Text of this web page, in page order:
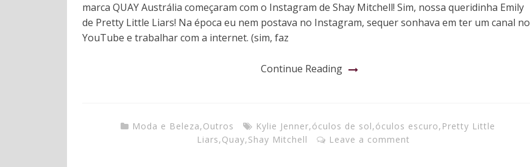
marca QUAY Austrália começaram com o Instagram de Shay Mitchell! Sim, nossa queridinha Emily
de Pretty Little Liars! Na época eu nem postava no Instagram, sequer sonhava em ter um canal no
YouTube e trabalhar com a internet. (sim, faz
Continue Reading
Moda e Beleza,Outros Kylie Jenner,óculos de sol,óculos escuro, Pretty Little
Liars,Quay,Shay Mitchell Leave a comment